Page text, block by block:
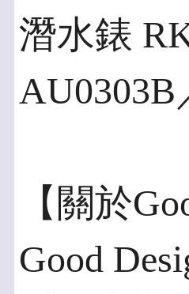
潛水錶
【關於
Good